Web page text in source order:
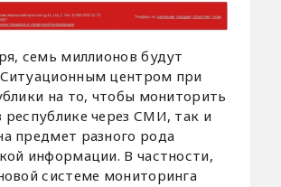
семь миллионов будут
центром при
на то, чтобы мониторить
через СМИ, так и
предмет разного рода
информации. В частности,
системе мониторинга